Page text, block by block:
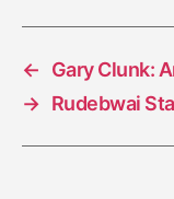
←
Gary Clunk:
→ Rudebwai